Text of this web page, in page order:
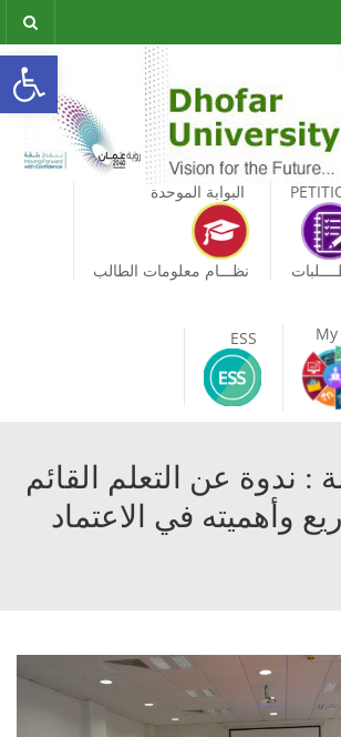
البوابة الموحدة
نظـــام معلومات الطالب
: ندوة عن التعلم القائم
وأهميته في الاعتماد